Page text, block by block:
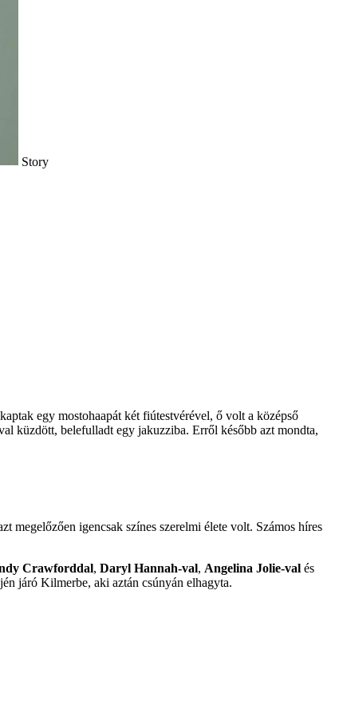
Story
egy mostohaapát két fiútestvérével, ő volt a középső
küzdött, belefulladt egy jakuzziba. Erről később azt mondta,
megelőzően igencsak színes szerelmi élete volt. Számos híres
Crawforddal, Daryl Hannah-val, Angelina Jolie-val és
járó Kilmerbe, aki aztán csúnyán elhagyta.